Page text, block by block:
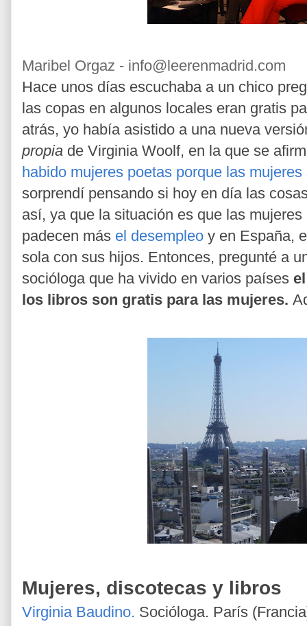
Maribel Orgaz - info@leerenmadrid.com
Hace unos días escuchaba a un chico
las copas en algunos locales eran gratis
atrás, yo había asistido a una nueva
propia de Virginia Woolf, en la que se
habido mujeres poetas porque las
sorprendí pensando si hoy en día las
así, ya que la situación es que las mujeres
padecen más el desempleo y en España,
sola con sus hijos. Entonces, pregunté a
socióloga que ha vivido en varios países
los libros son gratis para las mujeres.
Mujeres, discotecas y libros
Virginia Baudino. Socióloga. París